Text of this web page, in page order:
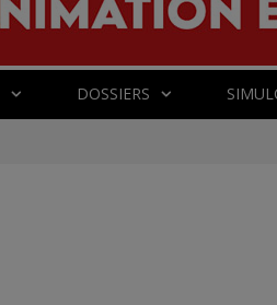
DOSSIERS